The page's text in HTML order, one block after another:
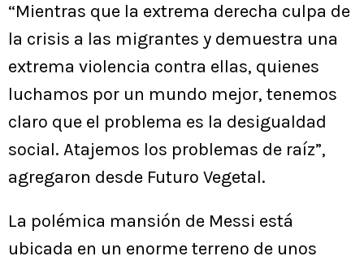
“Mientras que la extrema derecha culpa de
la crisis a las migrantes y demuestra una
extrema violencia contra ellas, quienes
luchamos por un mundo mejor, tenemos
claro que el problema es la desigualdad
social. Atajemos los problemas de raíz”,
agregaron desde Futuro Vegetal.
La polémica mansión de Messi está
ubicada en un enorme terreno de unos